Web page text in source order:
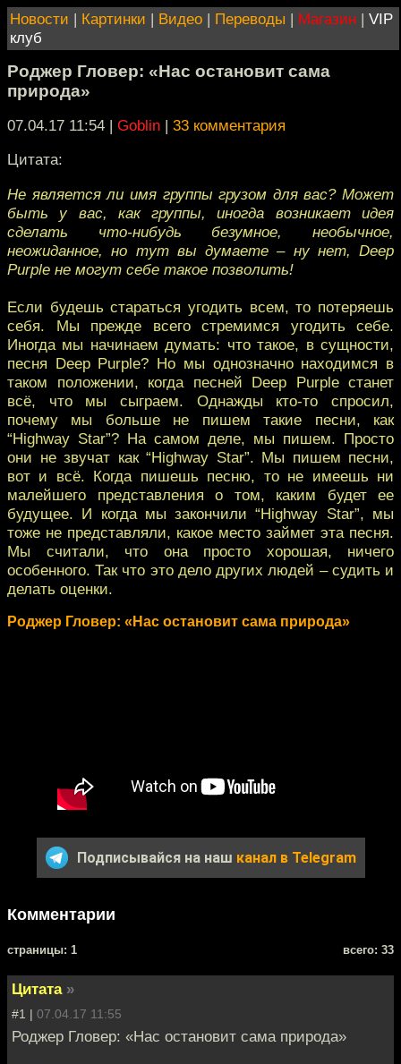
Новости | Картинки | Видео | Переводы | Магазин | VIP
клуб
Роджер Гловер: «Нас остановит сама
природа»
07.04.17 11:54 | Goblin | 33 комментария
Цитата:
Не является ли имя группы грузом для вас? Может
быть у вас, как группы, иногда возникает идея
сделать что-нибудь безумное, необычное,
неожиданное, но тут вы думаете – ну нет, Deep
Purple не могут себе такое позволить!
Если будешь стараться угодить всем, то потеряешь
себя. Мы прежде всего стремимся угодить себе.
Иногда мы начинаем думать: что такое, в сущности,
песня Deep Purple? Но мы однозначно находимся в
таком положении, когда песней Deep Purple станет
всё, что мы сыграем. Однажды кто-то спросил,
почему мы больше не пишем такие песни, как
“Highway Star”? На самом деле, мы пишем. Просто
они не звучат как “Highway Star”. Мы пишем песни,
вот и всё. Когда пишешь песню, то не имеешь ни
малейшего представления о том, каким будет ее
будущее. И когда мы закончили “Highway Star”, мы
тоже не представляли, какое место займет эта песня.
Мы считали, что она просто хорошая, ничего
особенного. Так что это дело других людей – судить и
делать оценки.
Роджер Гловер: «Нас остановит сама природа»
Подписывайся на наш канал в Telegram
Комментарии
cтраницы: 1 всего: 33
Цитата »
#1 | 07.04.17 11:55
Роджер Гловер: «Нас остановит сама природа»